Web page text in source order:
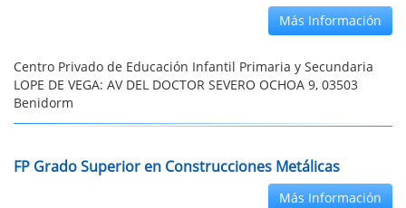
Más Información
Centro Privado de Educación Infantil Primaria y Secundaria
LOPE DE VEGA: AV DEL DOCTOR SEVERO OCHOA 9, 03503
Benidorm
FP Grado Superior en Construcciones Metálicas
Más Información